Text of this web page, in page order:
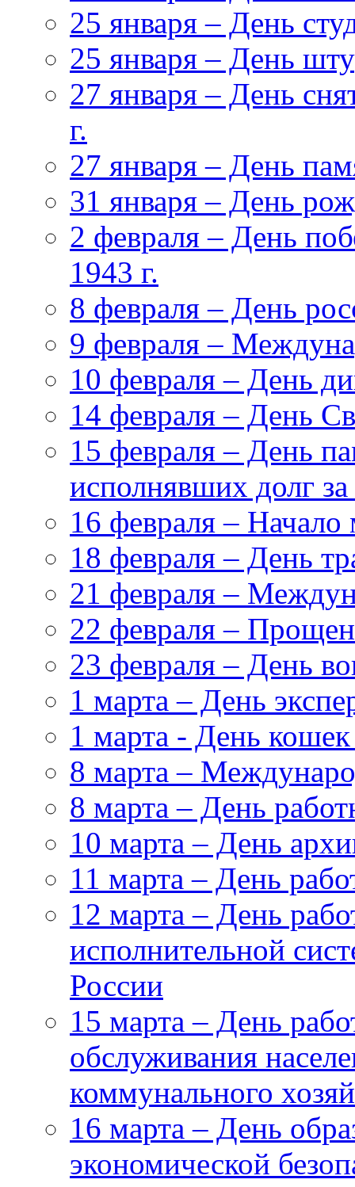
25 января – День
25 января – День
27 января – День
г.
27 января – День
31 января – День
2 февраля – День
1943 г.
8 февраля – День
9 февраля –
10 февраля – День
14 февраля – День
15 февраля – День
исполнявших долг
16 февраля –
18 февраля – День
21 февраля –
22 февраля –
23 февраля – День
1 марта – День
1 марта - День
8 марта –
8 марта – День
10 марта – День
11 марта – День
12 марта – День
исполнительной
России
15 марта – День
обслуживания
коммунального
16 марта – День
экономической